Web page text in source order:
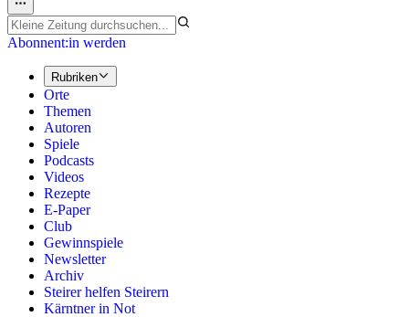
Abonnent:in werden
Rubriken
Orte
Themen
Autoren
Spiele
Podcasts
Videos
Rezepte
E-Paper
Club
Gewinnspiele
Newsletter
Archiv
Steirer helfen Steirern
Kärntner in Not